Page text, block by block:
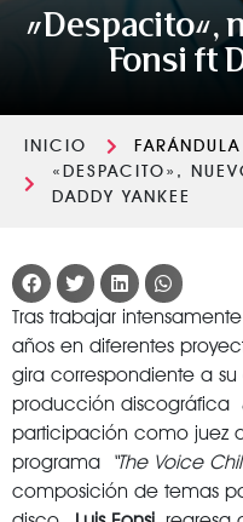
«Despacito»,
Fonsi ft
INICIO
FARÁNDULA
«DESPACITO»,
DADDY YANKEE
Tras trabajar
años en diferentes
gira correspondiente a su
producción discográfica
participación como juez
programa
“The Voice
composición de temas